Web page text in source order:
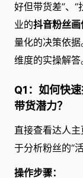
好但带货差”、
业的抖音粉丝
量化的决策依
维度的实操解答
Q1：如何快
带货潜力？
直接查看达人
于分析粉丝的“
操作步骤：